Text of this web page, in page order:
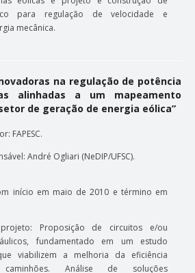
para regulação de velocidade e
mecânica.
na regulação de potência
alinhadas a um mapeamento
de geração de energia eólica”
FAPESC.
André Ogliari (NeDIP/UFSC).
início em maio de 2010 e término em
Proposição de circuitos e/ou
fundamentado em um estudo
viabilizem a melhoria da eficiência
Análise de soluções